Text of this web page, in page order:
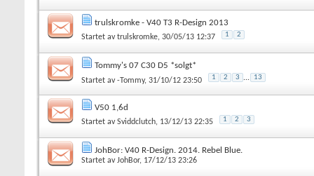
trulskromke - V40 T3 R-Design 2013
Startet avtrulskromke, 30/05/13 12:37 1 2
Tommy's 07 C30 D5 *solgt*
Startet av-Tommy, 31/10/12 23:50 1 2 3 ... 13
V50 1,6d
Startet avSviddclutch, 13/12/13 22:35 1 2 3
JohBor: V40 R-Design. 2014. Rebel Blue.
Startet avJohBor, 17/12/13 23:26